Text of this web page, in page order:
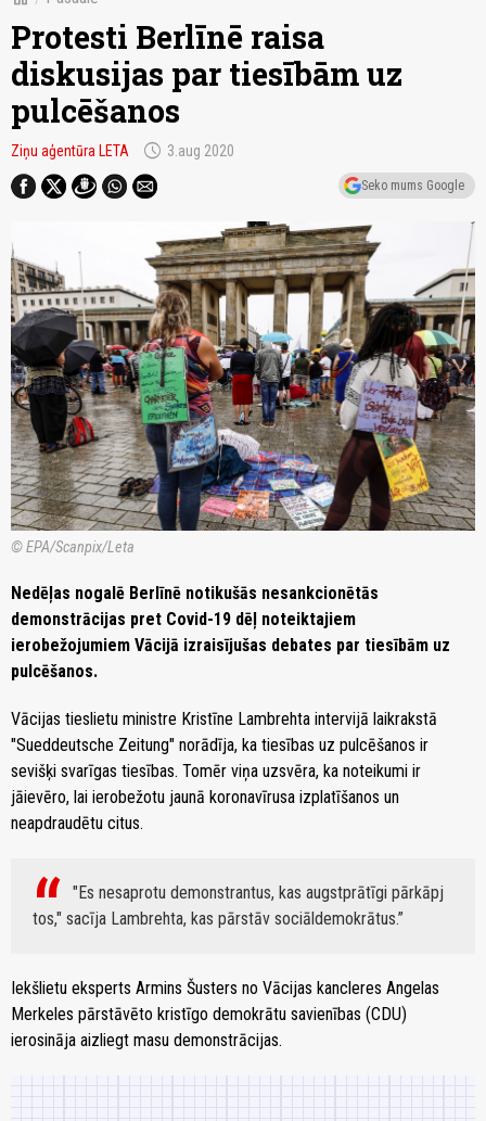
Protesti Berlīnē raisa
diskusijas par tiesībām uz
pulcēšanos
Ziņu aģentūra LETA schedule 3.aug 2020
Seko mums Google
© EPA/Scanpix/Leta
Nedēļas nogalē Berlīnē notikušās nesankcionētās
demonstrācijas pret Covid-19 dēļ noteiktajiem
ierobežojumiem Vācijā izraisījušas debates par tiesībām uz
pulcēšanos.
Vācijas tieslietu ministre Kristīne Lambrehta intervijā laikrakstā
"Sueddeutsche Zeitung" norādīja, ka tiesības uz pulcēšanos ir
sevišķi svarīgas tiesības. Tomēr viņa uzsvēra, ka noteikumi ir
jāievēro, lai ierobežotu jaunā koronavīrusa izplatīšanos un
neapdraudētu citus.
"Es nesaprotu demonstrantus, kas augstprātīgi pārkāpj
tos," sacīja Lambrehta, kas pārstāv sociāldemokrātus.
Iekšlietu eksperts Armins Šusters no Vācijas kancleres Angelas
Merkeles pārstāvēto kristīgo demokrātu savienības (CDU)
ierosināja aizliegt masu demonstrācijas.